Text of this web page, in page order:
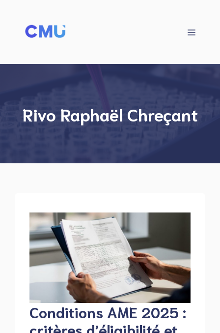
contenu
Menu
Rivo Raphaël Chreçant
Conditions AME 2025 :